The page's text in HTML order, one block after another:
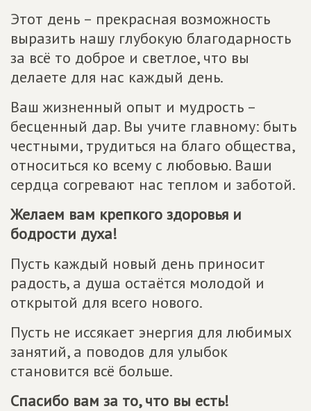
Этот день – прекрасная возможность
выразить нашу глубокую благодарность
за всё то доброе и светлое, что вы
делаете для нас каждый день.
Ваш жизненный опыт и мудрость –
бесценный дар. Вы учите главному: быть
честными, трудиться на благо общества,
относиться ко всему с любовью. Ваши
сердца согревают нас теплом и заботой.
Желаем вам крепкого здоровья и
бодрости духа!
Пусть каждый новый день приносит
радость, а душа остаётся молодой и
открытой для всего нового.
Пусть не иссякает энергия для любимых
занятий, а поводов для улыбок
становится всё больше.
Спасибо вам за то, что вы есть!